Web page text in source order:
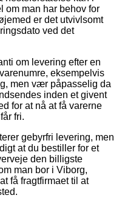
man har behov for
er det utvivlsomt
ved det
om levering efter en
eksempelvis
men vær påpasselig da
inden et givent
for at nå at få varerne
fri.
gebyrfri levering, men
at du bestiller for et
den billigste
man bor i Viborg,
få fragtfirmaet til at